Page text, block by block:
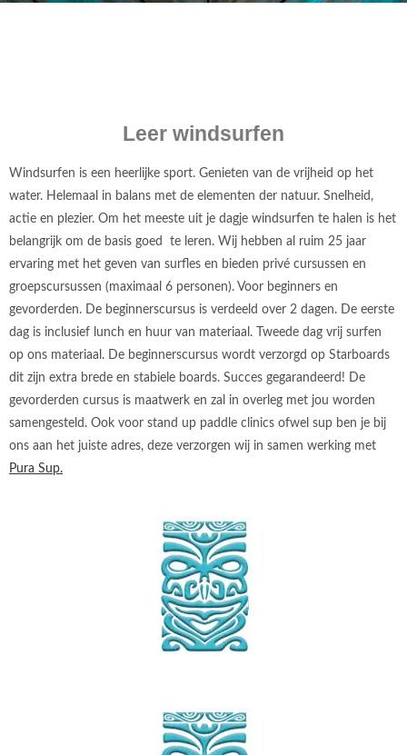
Leer windsurfen
Windsurfen is een heerlijke sport. Genieten van de vrijheid op het
water. Helemaal in balans met de elementen der natuur. Snelheid,
actie en plezier. Om het meeste uit je dagje windsurfen te halen is het
belangrijk om de basis goed te leren. Wij hebben al ruim 25 jaar
ervaring met het geven van surfles en bieden privé cursussen en
groepscursussen (maximaal 6 personen). Voor beginners en
gevorderden. De beginnerscursus is verdeeld over 2 dagen. De eerste
dag is inclusief lunch en huur van materiaal. Tweede dag vrij surfen
op ons materiaal. De beginnerscursus wordt verzorgd op Starboards
dit zijn extra brede en stabiele boards. Succes gegarandeerd! De
gevorderden cursus is maatwerk en zal in overleg met jou worden
samengesteld. Ook voor stand up paddle clinics ofwel sup ben je bij
ons aan het juiste adres, deze verzorgen wij in samen werking met
Pura Sup.